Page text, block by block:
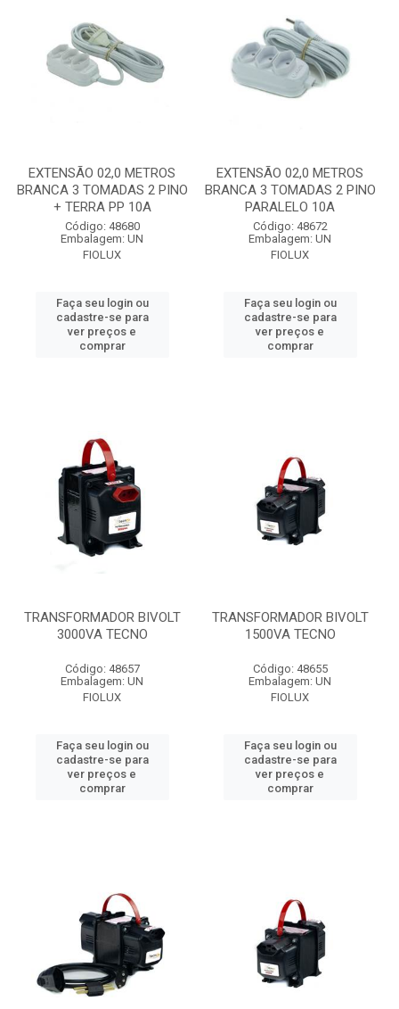
EXTENSÃO 02,0 METROS
BRANCA 3 TOMADAS 2 PINO
+ TERRA PP 10A
Código: 48680
Embalagem: UN
FIOLUX
Faça seu login ou
cadastre-se para
ver preços e
comprar
EXTENSÃO 02,0 METROS
BRANCA 3 TOMADAS 2 PINO
PARALELO 10A
Código: 48672
Embalagem: UN
FIOLUX
Faça seu login ou
cadastre-se para
ver preços e
comprar
TRANSFORMADOR BIVOLT
3000VA TECNO
Código: 48657
Embalagem: UN
FIOLUX
Faça seu login ou
cadastre-se para
ver preços e
comprar
TRANSFORMADOR BIVOLT
1500VA TECNO
Código: 48655
Embalagem: UN
FIOLUX
Faça seu login ou
cadastre-se para
ver preços e
comprar